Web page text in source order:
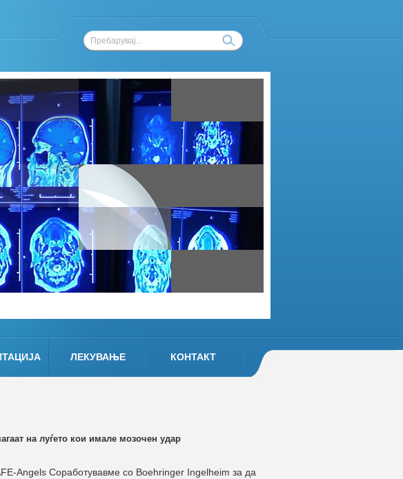
ЛЕКУВАЊЕ КОНТАКТ
на луѓето кои имале мозочен удар
-Angels Соработувавме со Boehringer Ingelheim за да